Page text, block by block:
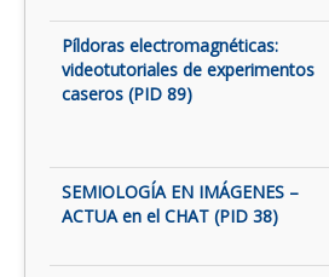
Píldoras electromagnéticas:
videotutoriales de experimentos
caseros (PID 89)
SEMIOLOGÍA EN IMÁGENES –
ACTUA en el CHAT (PID 38)